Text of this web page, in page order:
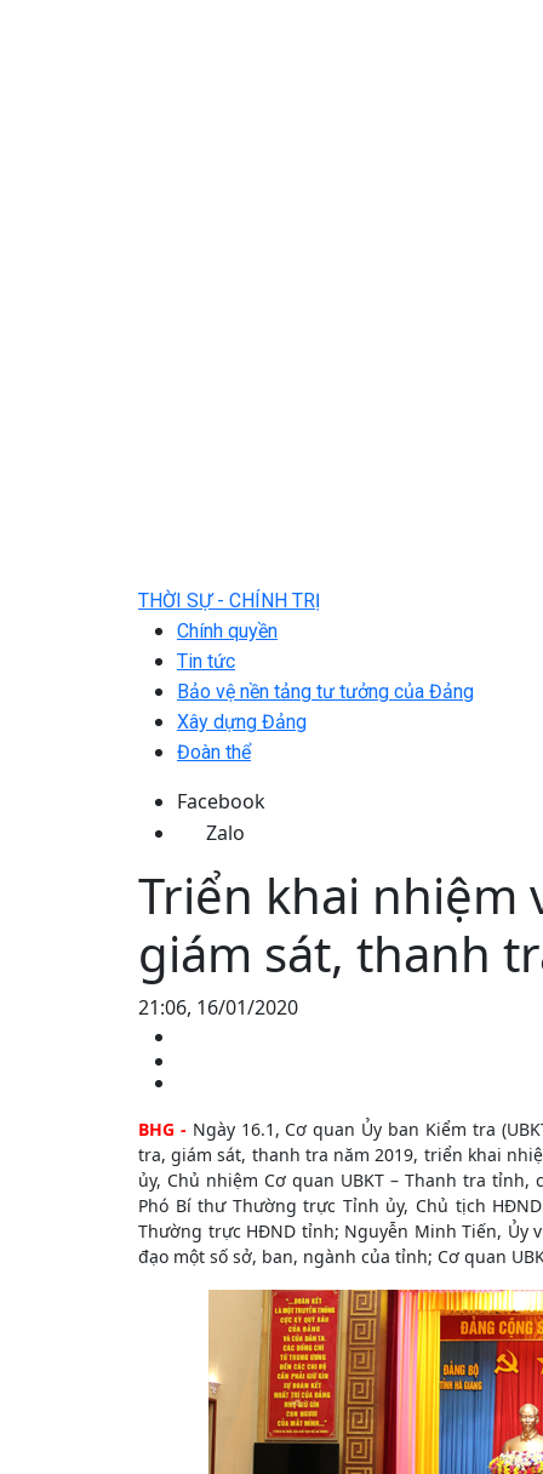
THỜI SỰ - CHÍNH TRỊ
Chính quyền
Tin tức
Bảo vệ nền tảng tư tưởng của Đảng
Xây dựng Đảng
Đoàn thể
Facebook
Zalo
Triển khai nhiệm
giám sát, thanh
21:06, 16/01/2020
BHG - Ngày 16.1, Cơ quan Ủy ban Kiểm tra
tra, giám sát, thanh tra năm 2019, triển khai
ủy, Chủ nhiệm Cơ quan UBKT – Thanh tra
Phó Bí thư Thường trực Tỉnh ủy, Chủ tịch
Thường trực HĐND tỉnh; Nguyễn Minh Tiến, Ủy
đạo một số sở, ban, ngành của tỉnh; Cơ quan